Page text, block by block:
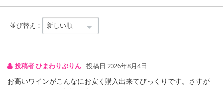
【ヴァディオ バイラーダ ブランコ】
砂質土壌、粘土石灰質土壌の畑。朝に収穫。全房プレスを行い品種
ごと醸造。セルシアルはアロマの輝きを保つためにステンレスタン
【セン・イグアル ヴィーニョ・ヴェルデ ティント】
並び替え：
投稿者 ひまわりぷりん 投稿日 2026年8月4日
お高いワインがこんなにお安く購入出来てびっくりです。さすが